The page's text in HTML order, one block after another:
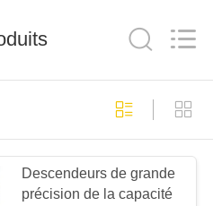
CCD
738
Descendeurs de grande
précision de la capacité